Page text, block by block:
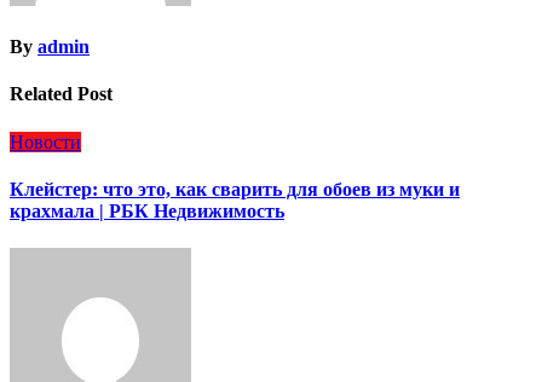
By admin
Related Post
Новости
Клейстер: что это, как сварить для обоев из муки и
крахмала | РБК Недвижимость